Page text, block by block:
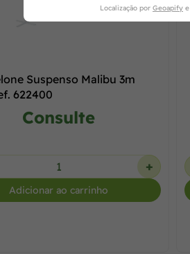
Suspenso Malibu 3m
622400
Consulte
+
Adicionar ao carrinho
Localização por Geoapify e